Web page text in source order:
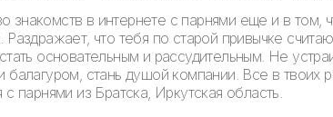
знакомств в интернете с парнями еще и в
Раздражает, что тебя по старой привычке
основательным и рассудительным. Не
балагуром, стань душой компании. Все в твоих
парнями из Братска, Иркутская область.